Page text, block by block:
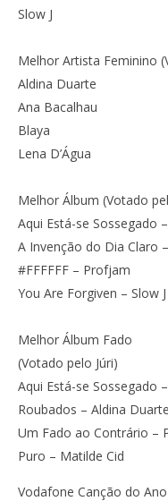
Slow J
Melhor Artista Feminino
Aldina Duarte
Ana Bacalhau
Blaya
Lena D’Água
Melhor Álbum (Votado
Aqui Está-se Sossegado
A Invenção do Dia Claro
#FFFFFF – Profjam
You Are Forgiven – Slow J
Melhor Álbum Fado
(Votado pelo Júri)
Aqui Está-se Sossegado
Roubados – Aldina Duarte
Um Fado ao Contrário –
Puro – Matilde Cid
Vodafone Canção do